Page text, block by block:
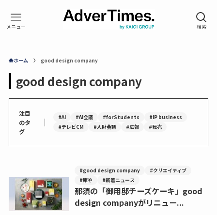
ホーム good design company
good design company
注目
のタ
グ
｜ #AI #AI会議 #forStudents
#IP business
#テレビCM
#人財会議 #広報 #転売
#good design company
#クリエイティブ
#庫や
#新着ニュース
那須の「御用邸チーズケーキ」good
design companyがリニュー...